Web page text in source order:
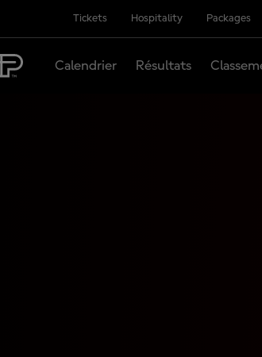
Tickets Hospitality Packages
Calendrier Résultats